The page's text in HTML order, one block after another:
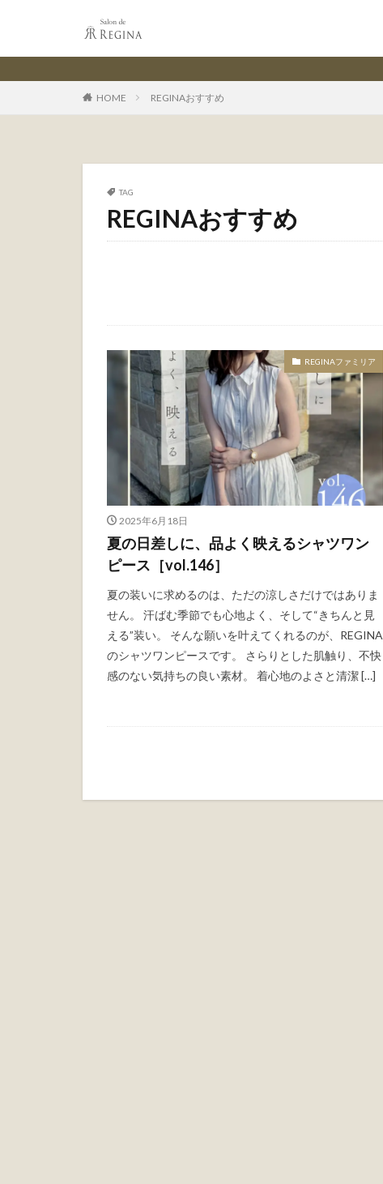
HOME REGINAおすすめ
TAG
REGINAおすすめ
REGINAファミリア
2025年6月18日
夏の日差しに、品よく映えるシャツワン
ピース［vol.146］
夏の装いに求めるのは、ただの涼しさだけではありま
せん。 汗ばむ季節でも心地よく、そして“きちんと見
える”装い。 そんな願いを叶えてくれるのが、REGINA
のシャツワンピースです。 さらりとした肌触り、不快
感のない気持ちの良い素材。 着心地のよさと清潔 […]